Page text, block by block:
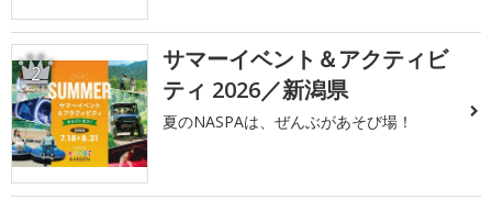
2
サマーイベント＆アクティビ
ティ 2026／新潟県
夏のNASPAは、ぜんぶがあそび場！